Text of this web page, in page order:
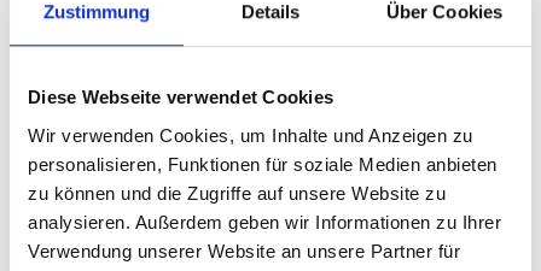
Zustimmung Details Über Cookies
Diese Webseite verwendet Cookies
Wir verwenden Cookies, um Inhalte und Anzeigen zu
personalisieren, Funktionen für soziale Medien anbieten
zu können und die Zugriffe auf unsere Website zu
analysieren. Außerdem geben wir Informationen zu Ihrer
Verwendung unserer Website an unsere Partner für